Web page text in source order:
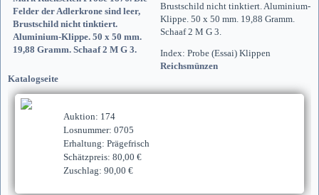
Brustschild nicht tinktiert. Aluminium-
Klippe. 50 x 50 mm. 19,88 Gramm.
Schaaf 2 M G 3.
Index: Probe (Essai) Klippen
Reichsmünzen
Katalogseite
Auktion: 174
Losnummer: 0705
Erhaltung: Prägefrisch
Schätzpreis: 80,00 €
Zuschlag: 90,00 €